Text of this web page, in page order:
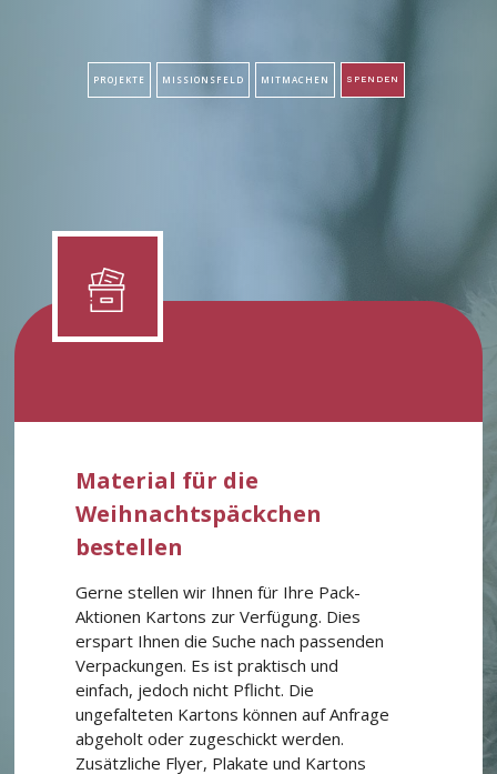
PROJEKTE MISSIONSFELD MITMACHEN SPENDEN
Material für die
Weihnachtspäckchen
bestellen
Gerne stellen wir Ihnen für Ihre Pack-
Aktionen Kartons zur Verfügung. Dies
erspart Ihnen die Suche nach passenden
Verpackungen. Es ist praktisch und
einfach, jedoch nicht Pflicht. Die
ungefalteten Kartons können auf Anfrage
abgeholt oder zugeschickt werden.
Zusätzliche Flyer, Plakate und Kartons